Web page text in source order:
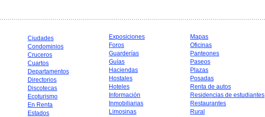
Ciudades
Condominios
Cruceros
Cuartos
Departamentos
Directorios
Discotecas
Ecoturismo
En Renta
Estados
Exposiciones
Foros
Guarderías
Guías
Haciendas
Hostales
Hoteles
Información
Inmobiliarias
Limosinas
Mapas
Oficinas
Panteones
Paseos
Plazas
Posadas
Renta de autos
Residencias de estudiantes
Restaurantes
Rural